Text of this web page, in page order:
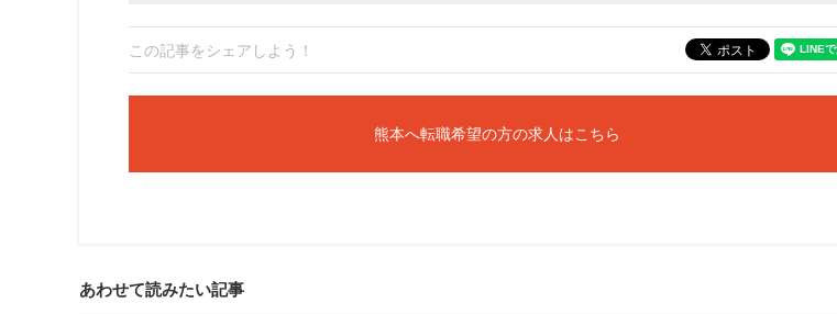
この記事をシェアしよう！
熊本へ転職希望の方の求人はこちら
あわせて読みたい記事